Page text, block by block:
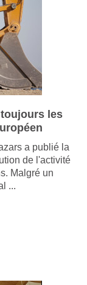
les
a publié la
de l'activité
Malgré un